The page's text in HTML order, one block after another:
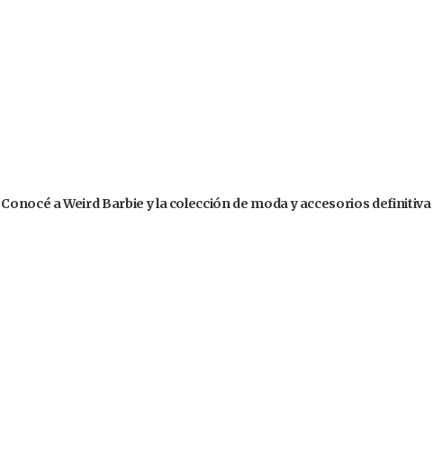
Conocé a Weird Barbie y la colección de moda y accesorios